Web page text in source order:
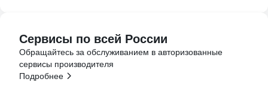
Сервисы по всей России
Обращайтесь за обслуживанием в авторизованные
сервисы производителя
Подробнее